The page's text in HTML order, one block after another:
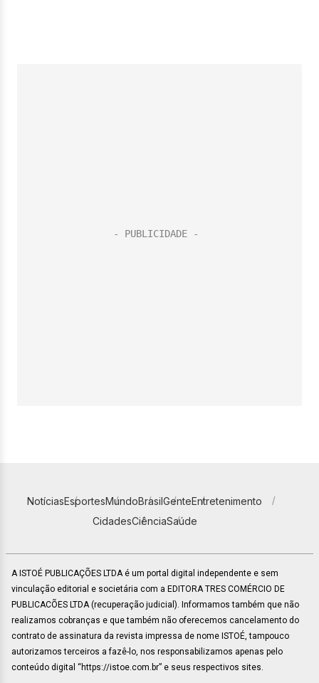
NotíciasEsportesMundoBrasilGenteEntretenimento
CidadesCiênciaSaúde
A ISTOÉ PUBLICAÇÕES LTDA é um portal digital independente e sem
vinculação editorial e societária com a EDITORA TRES COMÉRCIO DE
PUBLICACÕES LTDA (recuperação judicial). Informamos também que não
realizamos cobranças e que também não oferecemos cancelamento do
contrato de assinatura da revista impressa de nome ISTOÉ, tampouco
autorizamos terceiros a fazê-lo, nos responsabilizamos apenas pelo
conteúdo digital “https://istoe.com.br” e seus respectivos sites.